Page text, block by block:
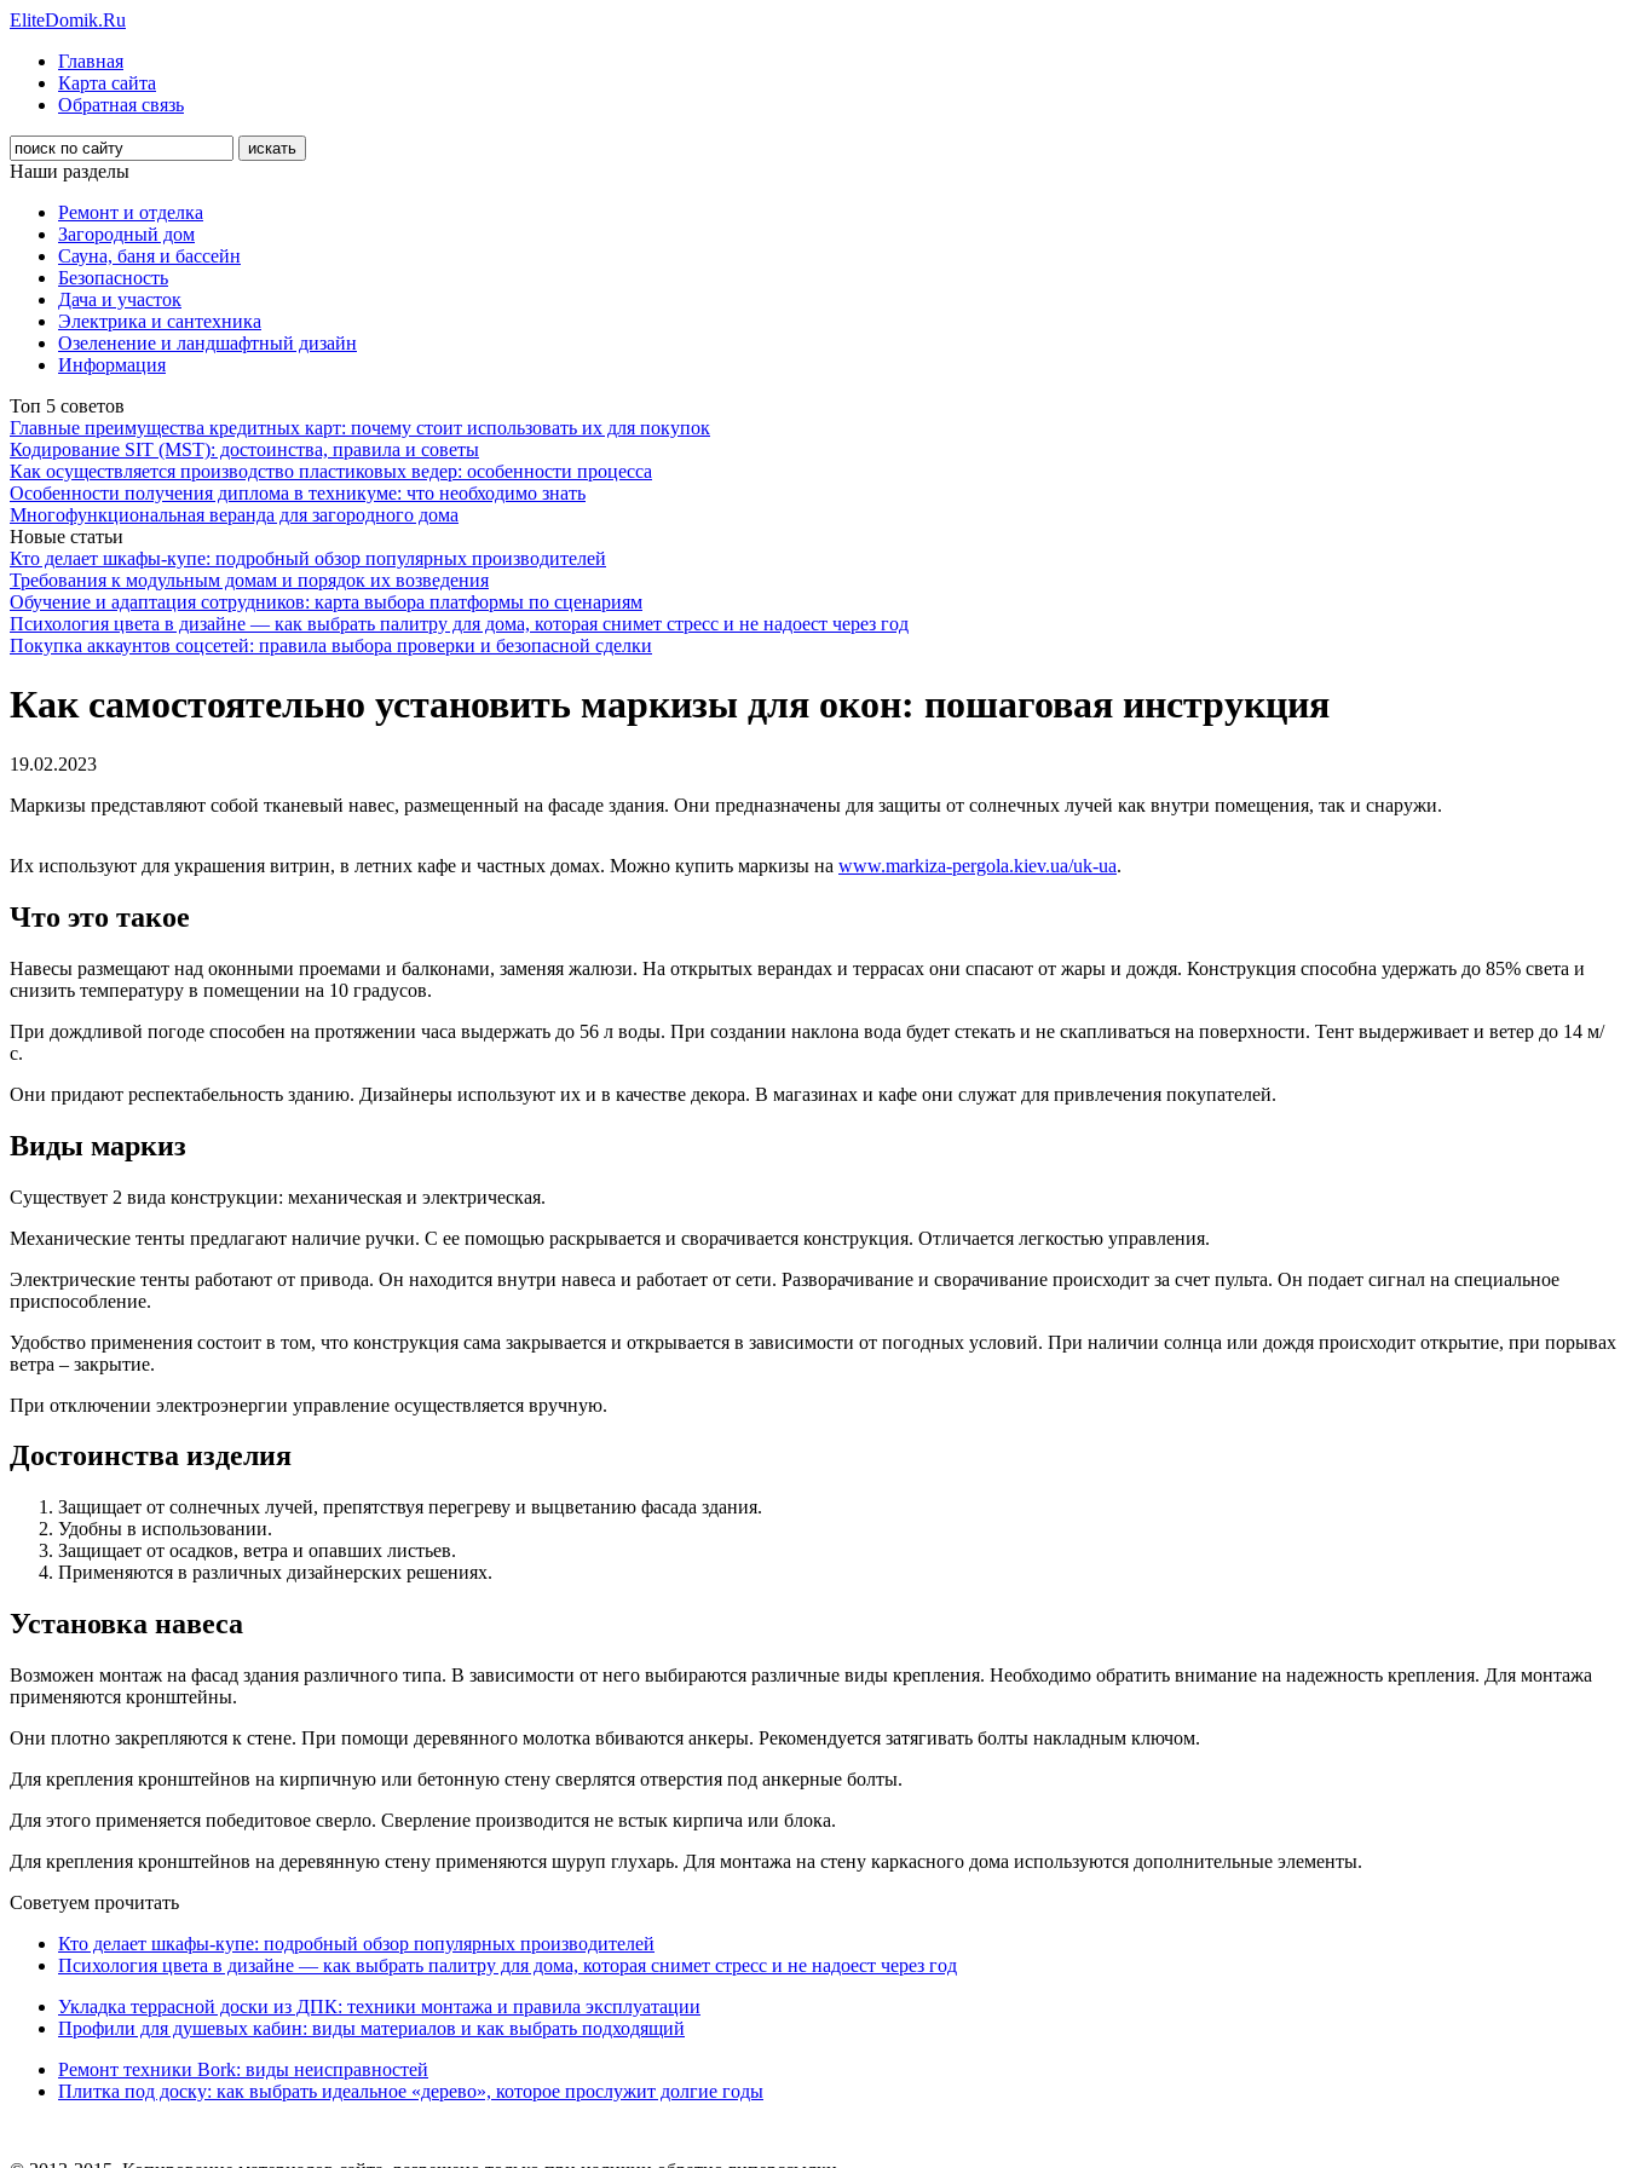
EliteDomik.Ru
Главная
Карта сайта
Обратная связь
Наши разделы
Ремонт и отделка
Загородный дом
Сауна, баня и бассейн
Безопасность
Дача и участок
Электрика и сантехника
Озеленение и ландшафтный дизайн
Информация
Топ 5 советов
Главные преимущества кредитных карт: почему стоит использовать их для покупок
Кодирование SIT (MST): достоинства, правила и советы
Как осуществляется производство пластиковых ведер: особенности процесса
Особенности получения диплома в техникуме: что необходимо знать
Многофункциональная веранда для загородного дома
Новые статьи
Кто делает шкафы-купе: подробный обзор популярных производителей
Требования к модульным домам и порядок их возведения
Обучение и адаптация сотрудников: карта выбора платформы по сценариям
Психология цвета в дизайне — как выбрать палитру для дома, которая снимет стресс и не надоест через год
Покупка аккаунтов соцсетей: правила выбора проверки и безопасной сделки
Как самостоятельно установить маркизы для окон: пошаговая инструкция
19.02.2023
Маркизы представляют собой тканевый навес, размещенный на фасаде здания. Они предназначены для защиты от солнечных лучей как внутри помещения, так и снаружи.
Их используют для украшения витрин, в летних кафе и частных домах. Можно купить маркизы на www.markiza-pergola.kiev.ua/uk-ua.
Что это такое
Навесы размещают над оконными проемами и балконами, заменяя жалюзи. На открытых верандах и террасах они спасают от жары и дождя. Конструкция способна удержать до 85% света и
снизить температуру в помещении на 10 градусов.
При дождливой погоде способен на протяжении часа выдержать до 56 л воды. При создании наклона вода будет стекать и не скапливаться на поверхности. Тент выдерживает и ветер до 14 м/
с.
Они придают респектабельность зданию. Дизайнеры используют их и в качестве декора. В магазинах и кафе они служат для привлечения покупателей.
Виды маркиз
Существует 2 вида конструкции: механическая и электрическая.
Механические тенты предлагают наличие ручки. С ее помощью раскрывается и сворачивается конструкция. Отличается легкостью управления.
Электрические тенты работают от привода. Он находится внутри навеса и работает от сети. Разворачивание и сворачивание происходит за счет пульта. Он подает сигнал на специальное
приспособление.
Удобство применения состоит в том, что конструкция сама закрывается и открывается в зависимости от погодных условий. При наличии солнца или дождя происходит открытие, при порывах
ветра – закрытие.
При отключении электроэнергии управление осуществляется вручную.
Достоинства изделия
Защищает от солнечных лучей, препятствуя перегреву и выцветанию фасада здания.
Удобны в использовании.
Защищает от осадков, ветра и опавших листьев.
Применяются в различных дизайнерских решениях.
Установка навеса
Возможен монтаж на фасад здания различного типа. В зависимости от него выбираются различные виды крепления. Необходимо обратить внимание на надежность крепления. Для монтажа
применяются кронштейны.
Они плотно закрепляются к стене. При помощи деревянного молотка вбиваются анкеры. Рекомендуется затягивать болты накладным ключом.
Для крепления кронштейнов на кирпичную или бетонную стену сверлятся отверстия под анкерные болты.
Для этого применяется победитовое сверло. Сверление производится не встык кирпича или блока.
Для крепления кронштейнов на деревянную стену применяются шуруп глухарь. Для монтажа на стену каркасного дома используются дополнительные элементы.
Советуем прочитать
Кто делает шкафы-купе: подробный обзор популярных производителей
Психология цвета в дизайне — как выбрать палитру для дома, которая снимет стресс и не надоест через год
Укладка террасной доски из ДПК: техники монтажа и правила эксплуатации
Профили для душевых кабин: виды материалов и как выбрать подходящий
Ремонт техники Bork: виды неисправностей
Плитка под доску: как выбрать идеальное «дерево», которое прослужит долгие годы